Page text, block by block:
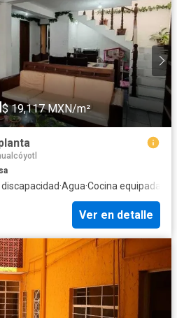
$ 19,117 MXN/m²
·Agua·Cocina equipada
Ver en detalle